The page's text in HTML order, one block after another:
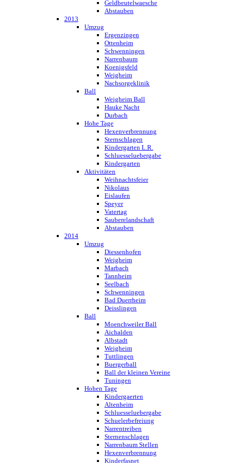
Geldbeutelwaesche
Abstauben
2013
Umzug
Ergenzingen
Ottenheim
Schwenningen
Narrenbaum
Koenigsfeld
Weigheim
Nachsorgeklinik
Ball
Weigheim Ball
Hauke Nacht
Durbach
Hohe Tage
Hexenverbrennung
Sternschlagen
Kindergarten L.R.
Schluesseluebergabe
Kindergarten
Aktivitäten
Weihnachtsfeier
Nikolaus
Eislaufen
Speyer
Vatertag
Sauberelandschaft
Abstauben
2014
Umzug
Diessenhofen
Weigheim
Marbach
Tannheim
Seelbach
Schwenningen
Bad Duerrheim
Deisslingen
Ball
Moenchweiler Ball
Aichalden
Albstadt
Weigheim
Tuttlingen
Buergerball
Ball der kleinen Vereine
Tuningen
Hohen Tage
Kindergaerten
Altenheim
Schluesseluebergabe
Schuelerbefreiung
Narrentreiben
Sternenschlagen
Narrenbaum Stellen
Hexenverbrennung
Kinderfasnet